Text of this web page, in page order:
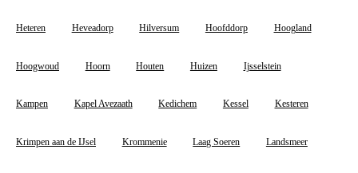
Heteren Heveadorp Hilversum Hoofddorp Hoogland
Hoogwoud Hoorn Houten Huizen Ijsselstein
Kampen Kapel Avezaath Kedichem Kessel Kesteren
Krimpen aan de IJsel Krommenie Laag Soeren Landsmeer